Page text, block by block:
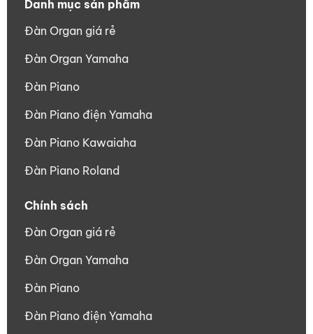
Danh mục sản phẩm
Đàn Organ giá rẻ
Đàn Organ Yamaha
Đàn Piano
Đàn Piano điện Yamaha
Đàn Piano Kawaiaha
Đàn Piano Roland
Chính sách
Đàn Organ giá rẻ
Đàn Organ Yamaha
Đàn Piano
Đàn Piano điện Yamaha